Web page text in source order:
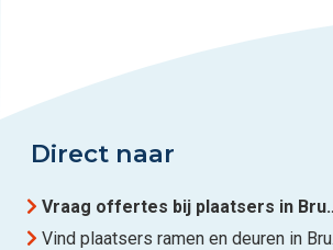
Direct naar
Vraag offertes bij plaatsers in Brussel
Vind plaatsers ramen en deuren in Brussel